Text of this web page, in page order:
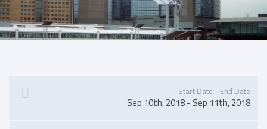
Start Date - End Date
Sep 10th, 2018 - Sep 11th, 2018